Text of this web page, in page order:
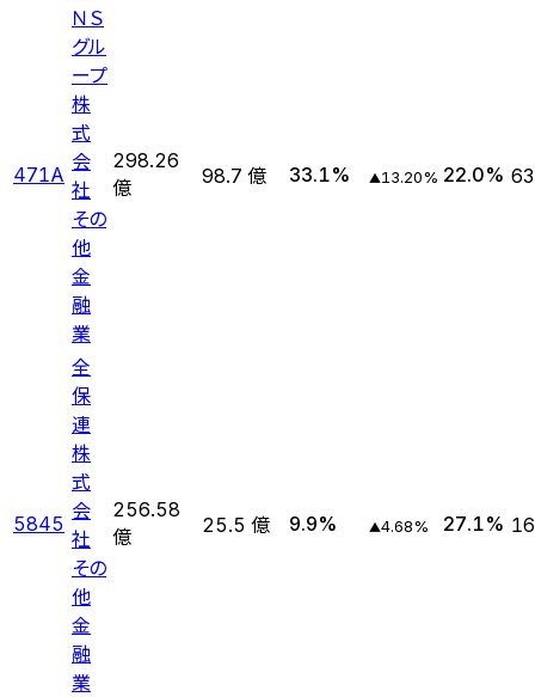
471A
ＮＳ
グル
ープ
株
式
会
社
その
他
金
融
業
298.26
億
98.7 億 33.1% ▲13.20% 22.0%
5845
全
保
連
株
式
会
社
その
他
金
融
業
256.58
億
25.5 億 9.9% ▲4.68% 27.1%